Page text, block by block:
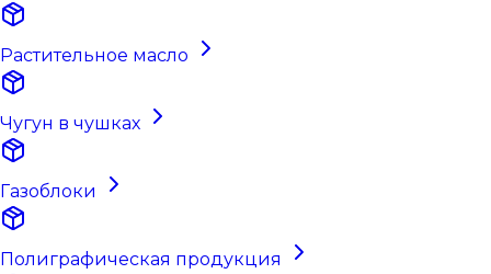
Растительное масло
Чугун в чушках
Газоблоки
Полиграфическая продукция